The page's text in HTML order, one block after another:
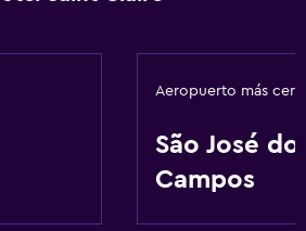
Aeropuerto más
São José
Campos